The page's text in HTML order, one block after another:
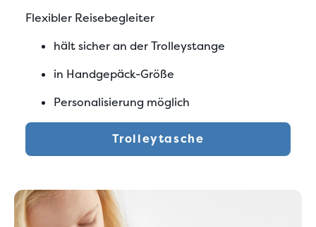
Flexibler Reisebegleiter
hält sicher an der Trolleystange
in Handgepäck-Größe
Personalisierung möglich
Trolleytasche